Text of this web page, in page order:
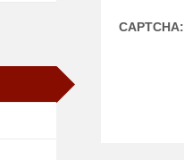
CAPTCHA: